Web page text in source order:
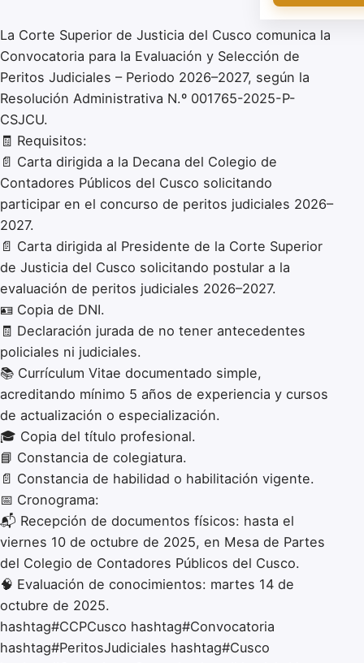
La Corte Superior de Justicia del Cusco comunica la
Convocatoria para la Evaluación y Selección de
Peritos Judiciales – Periodo 2026–2027, según la
Resolución Administrativa N.º 001765-2025-P-
CSJCU.
🧾 Requisitos:
📄 Carta dirigida a la Decana del Colegio de
Contadores Públicos del Cusco solicitando
participar en el concurso de peritos judiciales 2026–
2027.
📄 Carta dirigida al Presidente de la Corte Superior
de Justicia del Cusco solicitando postular a la
evaluación de peritos judiciales 2026–2027.
🪪 Copia de DNI.
🧾 Declaración jurada de no tener antecedentes
policiales ni judiciales.
📚 Currículum Vitae documentado simple,
acreditando mínimo 5 años de experiencia y cursos
de actualización o especialización.
🎓 Copia del título profesional.
📘 Constancia de colegiatura.
📄 Constancia de habilidad o habilitación vigente.
📅 Cronograma:
📬 Recepción de documentos físicos: hasta el
viernes 10 de octubre de 2025, en Mesa de Partes
del Colegio de Contadores Públicos del Cusco.
🧠 Evaluación de conocimientos: martes 14 de
octubre de 2025.
hashtag#CCPCusco hashtag#Convocatoria
hashtag#PeritosJudiciales hashtag#Cusco